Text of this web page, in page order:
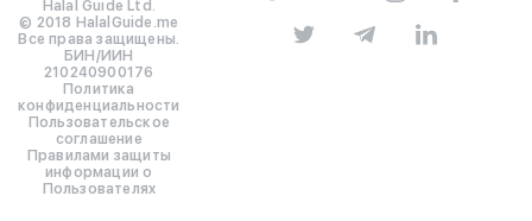
Halal Guide Ltd.
© 2018 HalalGuide.me
Все права защищены.
БИН/ИИН
210240900176
Политика
конфиденциальности
Пользовательское
соглашение
Правилами защиты
информации о
Пользователях